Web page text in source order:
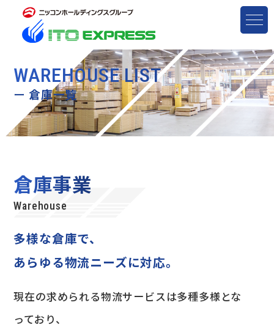
WAREHOUSE LIST
ー 倉庫一覧
倉庫事業
Warehouse
多様な倉庫で、
あらゆる物流ニーズに対応。
現在の求められる物流サービスは多種多様とな
っており、